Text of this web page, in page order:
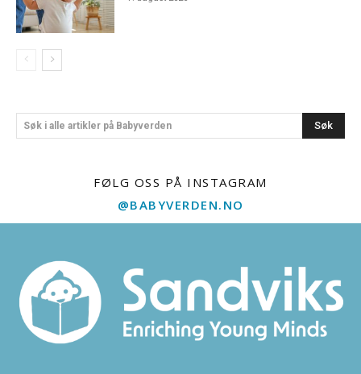
Søk i alle artikler på Babyverden Søk
FØLG OSS PÅ INSTAGRAM
@BABYVERDEN.NO